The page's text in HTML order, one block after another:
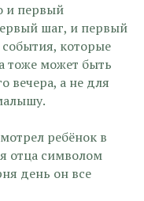
и первый
шаг, и первый
которые
тоже может быть
вечера, а не для
ребёнок в
отца символом
день он все